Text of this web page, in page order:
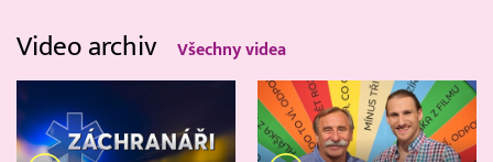
Video archiv Všechny videa